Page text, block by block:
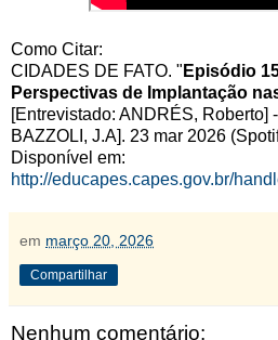
Como Citar:
CIDADES DE FATO. " Episódio
Perspectivas de Implantação
[Entrevistado: ANDRÉS, Roberto]
BAZZOLI, J.A]. 23 mar 2026
Disponível em:
http://educapes.capes.gov.br/
em março 20, 2026
Compartilhar
Nenhum comentário: